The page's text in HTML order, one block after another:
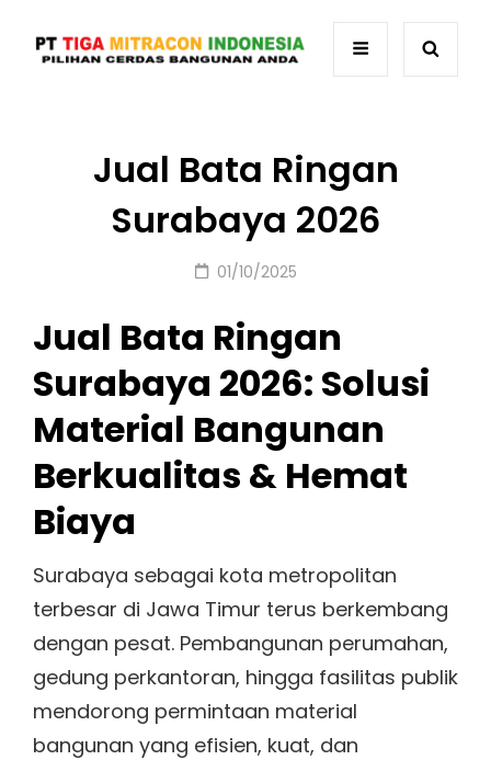
Jual Bata Ringan
Surabaya 2026
Posted
01/10/2025
Jual Bata Ringan
Surabaya 2026: Solusi
Material Bangunan
Berkualitas & Hemat
Biaya
Surabaya sebagai kota metropolitan
terbesar di Jawa Timur terus berkembang
dengan pesat. Pembangunan perumahan,
gedung perkantoran, hingga fasilitas publik
mendorong permintaan material
bangunan yang efisien, kuat, dan